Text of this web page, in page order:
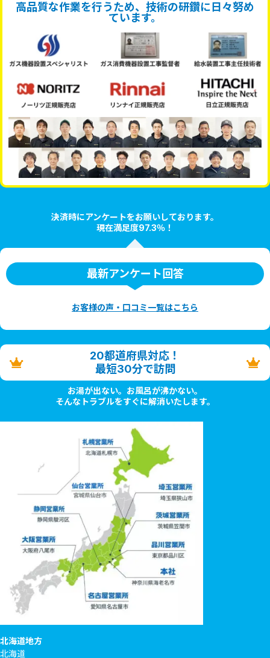
高品質な作業を行うため、技術の研鑽に日々努め
ています。
決済時にアンケートをお願いしております。
現在満足度97.3％！
最新アンケート回答
お客様の声・口コミ一覧はこちら
20都道府県対応！
最短30分で訪問
お湯が出ない。お風呂が沸かない。
そんなトラブルをすぐに解消いたします。
北海道地方
北海道